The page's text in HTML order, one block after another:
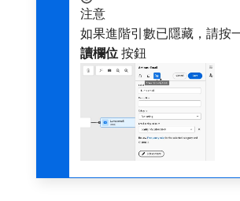
注意
如果進階引數已隱藏，請按
讀欄位 ​按鈕